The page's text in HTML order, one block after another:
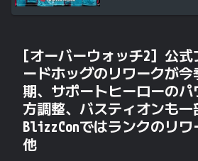
[オーバーウォッチ2] 公
ードホッグのリワークが今
期、サポートヒーローの
方調整、バスティオンも一
BlizzConではランクのリワ
他